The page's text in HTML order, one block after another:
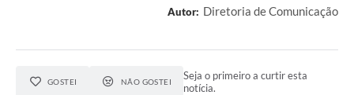
Autor: Diretoria de Comunicação
GOSTEI NÃO GOSTEI
Seja o primeiro a curtir esta
notícia.